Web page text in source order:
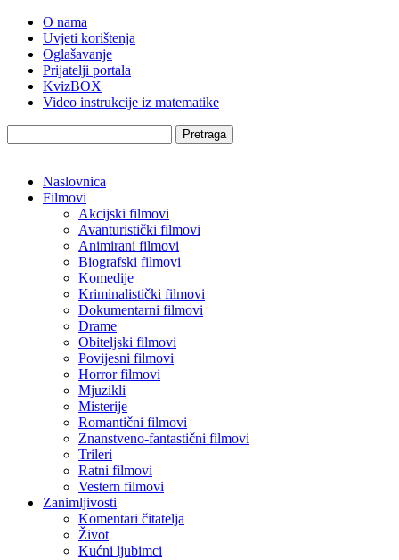
O nama
Uvjeti korištenja
Oglašavanje
Prijatelji portala
KvizBOX
Video instrukcije iz matematike
Pretraga
Naslovnica
Filmovi
Akcijski filmovi
Avanturistički filmovi
Animirani filmovi
Biografski filmovi
Komedije
Kriminalistički filmovi
Dokumentarni filmovi
Drame
Obiteljski filmovi
Povijesni filmovi
Horror filmovi
Mjuzikli
Misterije
Romantični filmovi
Znanstveno-fantastični filmovi
Trileri
Ratni filmovi
Vestern filmovi
Zanimljivosti
Komentari čitatelja
Život
Kućni ljubimci